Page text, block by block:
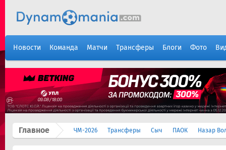
Новости Команда Матчи Трансферы Блоги Фото
Главное ЧМ-2026 Трансферы Сыч ПАОК Назар